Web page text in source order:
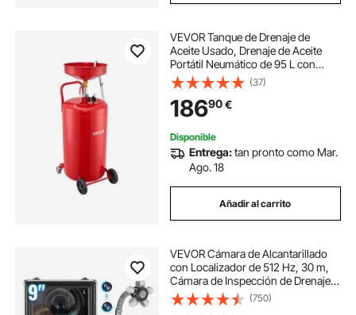
VEVOR Tanque de Drenaje de
Aceite Usado, Drenaje de Aceite
Portátil Neumático de 95 L con
Embudo Ajustable y Ruedas,
Drenador de Combustible Líquido
para Taller de Reparación de
Automóviles, Rojo
(37)
18690€
Disponible
Entrega:tan pronto como Mar.
Ago. 18
Añadir al carrito
VEVOR Cámara de Alcantarillado
con Localizador de 512 Hz, 30 m,
Cámara de Inspección de Drenaje
Autonivelante con Pantalla HD
1080P, Zoom 36X, con Luces, 12
(750)